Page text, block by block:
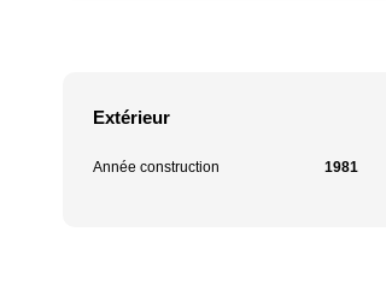
Extérieur
Année construction 1981